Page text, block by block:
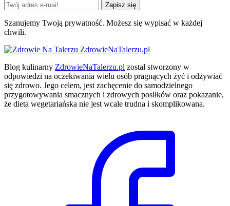
Zapisz się
Szanujemy Twoją prywatność. Możesz się wypisać w każdej
chwili.
ZdrowieNaTalerzu.pl
Blog kulinarny ZdrowieNaTalerzu.pl został stworzony w
odpowiedzi na oczekiwania wielu osób pragnących żyć i odżywiać
się zdrowo. Jego celem, jest zachęcenie do samodzielnego
przygotowywania smacznych i zdrowych posiłków oraz pokazanie,
że dieta wegetariańska nie jest wcale trudna i skomplikowana.